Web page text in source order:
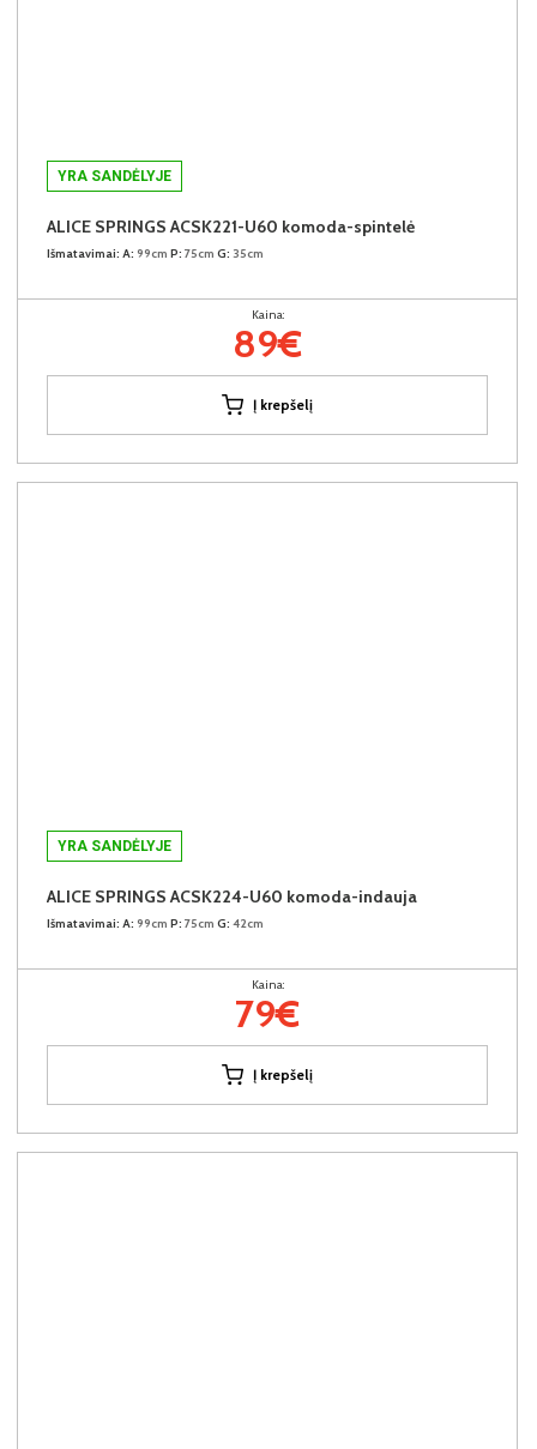
YRA SANDĖLYJE
ALICE SPRINGS ACSK221-U60 komoda-spintelė
Išmatavimai: A: 99cm P: 75cm G: 35cm
Kaina:
89€
Į krepšelį
YRA SANDĖLYJE
ALICE SPRINGS ACSK224-U60 komoda-indauja
Išmatavimai: A: 99cm P: 75cm G: 42cm
Kaina:
79€
Į krepšelį